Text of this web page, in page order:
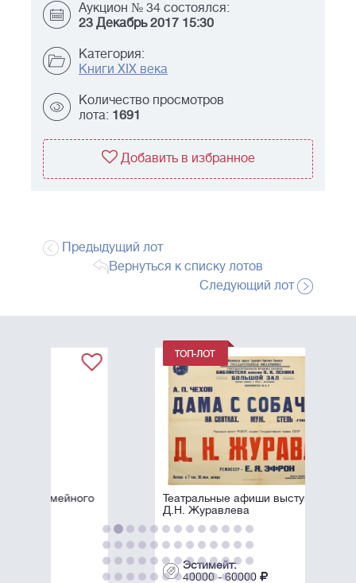
Аукцион № 34 состоялся:
23 Декабрь 2017 15:30
Категория:
Книги ХIX века
Количество просмотров
лота: 1691
Добавить в избранное
Предыдущий лот
Вернуться к списку лотов
Следующий лот
Театральные афиши выступлений
Д.Н. Журавлева
Эстимейт:
40000 - 60000